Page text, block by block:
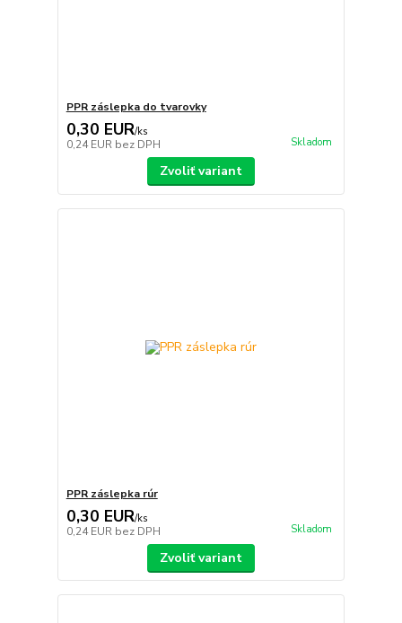
PPR záslepka do tvarovky
0,30 EUR/ks
0,24 EUR bez DPH Skladom
Zvoliť variant
PPR záslepka rúr
0,30 EUR/ks
0,24 EUR bez DPH Skladom
Zvoliť variant